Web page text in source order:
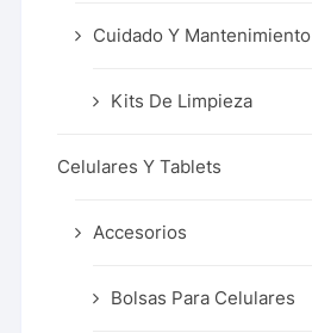
Cuidado Y Mantenimiento
Kits De Limpieza
Celulares Y Tablets
Accesorios
Bolsas Para Celulares